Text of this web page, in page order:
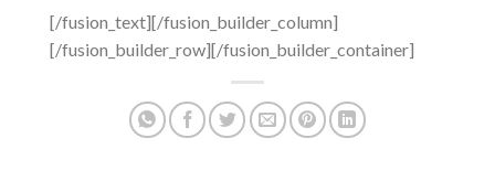
[/fusion_text][/fusion_builder_column]
[/fusion_builder_row][/fusion_builder_container]